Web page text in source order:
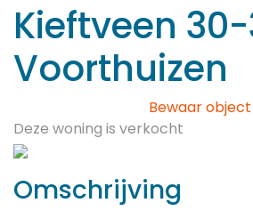
Kieftveen 30-
Voorthuizen
Bewaar object
Deze woning is verkocht
Omschrijving